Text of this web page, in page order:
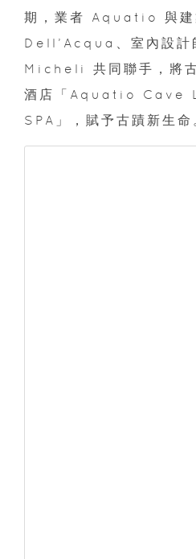
期，業者 Aquatio 與
Dell’Acqua、室內設
Micheli 共同聯手，將
酒店「Aquatio Cave
SPA」，賦予古蹟新生命